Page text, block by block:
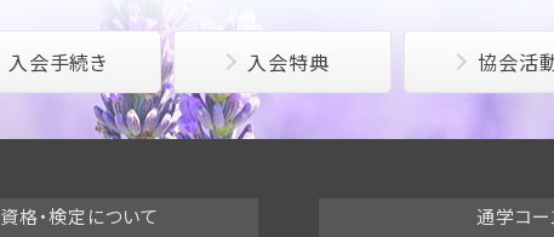
入会手続き 入会特典 協会活
資格・検定について 通学コー